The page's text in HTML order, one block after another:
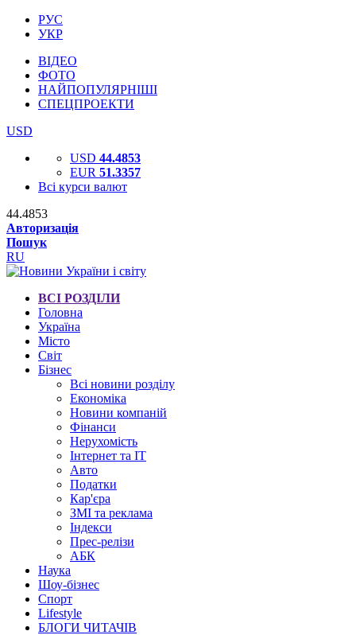
РУС
УКР
ВІДЕО
ФОТО
НАЙПОПУЛЯРНІШІ
СПЕЦПРОЕКТИ
USD
USD 44.4853
EUR 51.3357
Всі курси валют
44.4853
Авторизація
Пошук
RU
ВСІ РОЗДІЛИ
Головна
Україна
Місто
Світ
Бізнес
Всі новини розділу
Економіка
Новини компаній
Фінанси
Нерухомість
Інтернет та IT
Авто
Податки
Кар'єра
ЗМІ та реклама
Індекси
Прес-релізи
АБК
Наука
Шоу-бізнес
Спорт
Lifestyle
БЛОГИ ЧИТАЧІВ